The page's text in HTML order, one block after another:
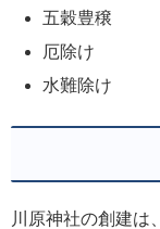
五穀豊穣
厄除け
水難除け
川原神社の創建は